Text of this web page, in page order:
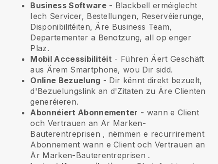
Business Software- Blackbell erméiglecht
Iech Servicer, Bestellungen, Reservéierunge,
Disponibilitéiten, Äre Business Team,
Departementer a Benotzung, all op enger
Plaz.
Mobil Accessibilitéit - Führen Äert Geschäft
aus Ärem Smartphone, wou Dir sidd.
Online Bezuelung - Dir kënnt direkt bezuelt,
d'Bezuelungslink an d'Zitaten zu Äre Clienten
generéieren.
Abonnéiert Abonnementer - wann e Client
och Vertrauen an Är Marken-
Bauterentreprisen , nëmmen e recurrirement
Abonnement wann e Client och Vertrauen an
Är Marken-Bauterentreprisen .